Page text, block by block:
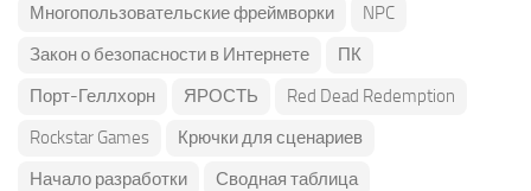
Многопользовательские фреймворки
NPC
Закон о безопасности в Интернете
ПК
Порт-Геллхорн
ЯРОСТЬ
Red Dead Redemption
Rockstar Games
Крючки для сценариев
Начало разработки
Сводная таблица